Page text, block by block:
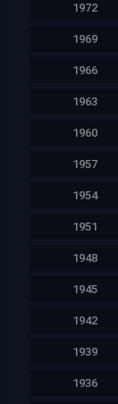
1972
1969
1966
1963
1960
1957
1954
1951
1948
1945
1942
1939
1936